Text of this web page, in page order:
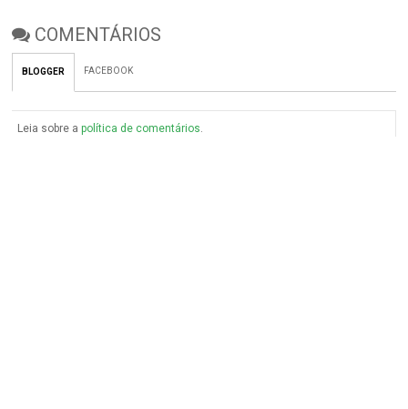
COMENTÁRIOS
BLOGGER FACEBOOK
Leia sobre apolítica de comentários.